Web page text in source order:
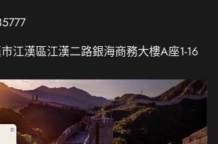
江漢區江漢二路銀海商務大樓A座1-16